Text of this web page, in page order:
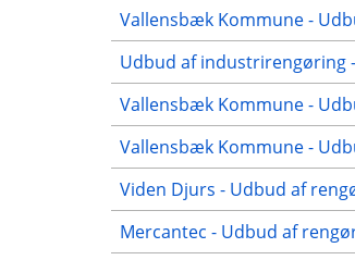
Vallensbæk Kommune -
Udbud af industrirengøring
Vallensbæk Kommune -
Vallensbæk Kommune -
Viden Djurs - Udbud af
Mercantec - Udbud af